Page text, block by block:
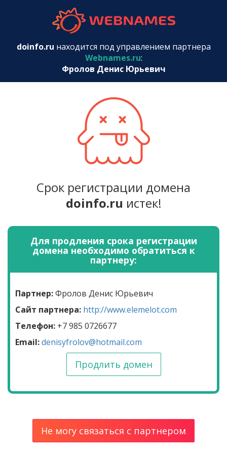
doinfo.ru находится под управлением партнера
Webnames.ru:
Фролов Денис Юрьевич
Срок регистрации домена
doinfo.ru истек!
Для продления срока регистрации
домена необходимо обратиться к
партнеру:
Партнер:Фролов Денис Юрьевич
Сайт партнера: http://www.elemelot.com
Телефон: +7 985 0726677
Email:denisyfrolov@hotmail.com
Продлить домен
Не могу связаться с партнером